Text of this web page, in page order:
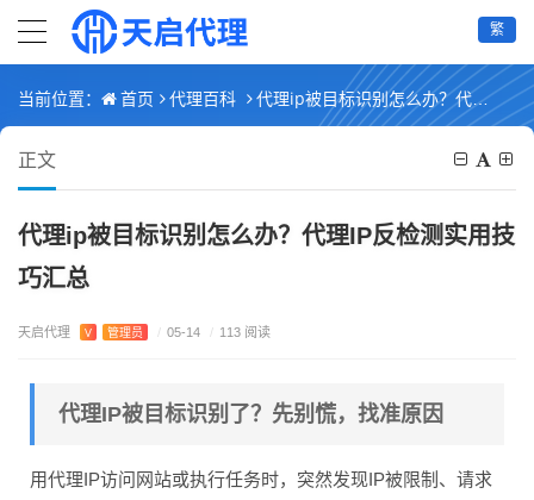
繁
当前位置： 首页 代理百科 代理ip被目标识别怎么办？代理IP反检测实用技巧汇总
正文
代理ip被目标识别怎么办？代理IP反检测实用技
巧汇总
天启代理 V 管理员 / 05-14 / 113 阅读
代理IP被目标识别了？先别慌，找准原因
用代理IP访问网站或执行任务时，突然发现IP被限制、请求